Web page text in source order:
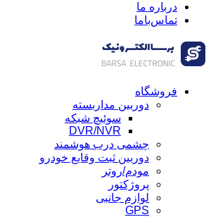
درباره ما
تماس‌باما
فروشگاه
دوربین مداربسته
سوئیچ شبکه
DVR/NVR
چشمی درب هوشمند
دوربین ثبت وقایع خودرو
مودم/روتر
پروژکتور
لوازم جانبی
GPS